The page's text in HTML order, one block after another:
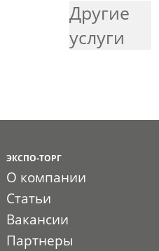
Другие
услуги
ЭКСПО-ТОРГ
О компании
Статьи
Вакансии
Партнеры